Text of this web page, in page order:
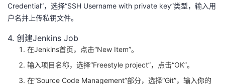
Credential”，选择“SSH Username with private key”类型，输入用
户名并上传私钥文件。
4. 创建Jenkins Job
在Jenkins首页，点击“New Item”。
输入项目名称，选择“Freestyle project”，点击“OK”。
在“Source Code Management”部分，选择“Git”，输入你的